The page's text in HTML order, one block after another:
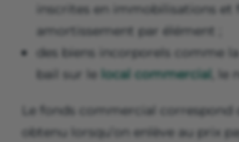
inscrites en immobilisations et
amortissement par élément ;
des biens incorporels comme
bail sur le local commercial ,
Le fonds commercial
obtenu lorsqu’on enlève au prix